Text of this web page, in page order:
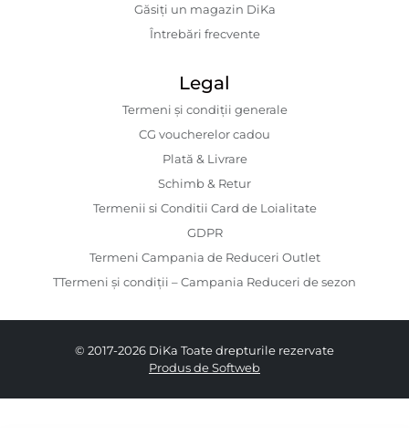
Găsiți un magazin DiKa
Întrebări frecvente
Legal
Termeni și condiții generale
CG voucherelor cadou
Plată & Livrare
Schimb & Retur
Termenii si Conditii Card de Loialitate
GDPR
Termeni Campania de Reduceri Outlet
TTermeni și condiții – Campania Reduceri de sezon
© 2017-2026 DiKa Toate drepturile rezervate
Produs de Softweb